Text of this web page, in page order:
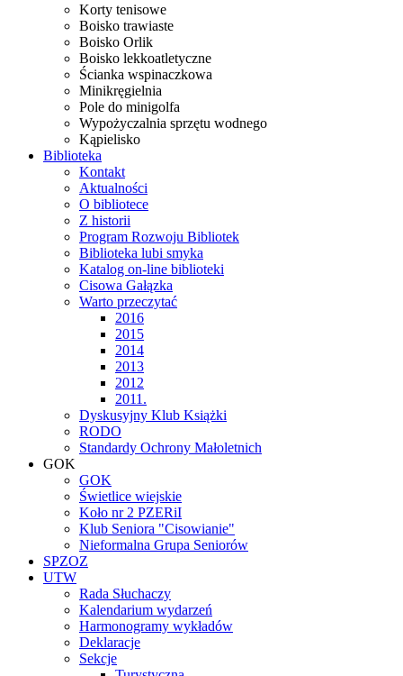
Korty tenisowe
Boisko trawiaste
Boisko Orlik
Boisko lekkoatletyczne
Ścianka wspinaczkowa
Minikręgielnia
Pole do minigolfa
Wypożyczalnia sprzętu wodnego
Kąpielisko
Biblioteka
Kontakt
Aktualności
O bibliotece
Z historii
Program Rozwoju Bibliotek
Biblioteka lubi smyka
Katalog on-line biblioteki
Cisowa Gałązka
Warto przeczytać
2016
2015
2014
2013
2012
2011.
Dyskusyjny Klub Książki
RODO
Standardy Ochrony Małoletnich
GOK
GOK
Świetlice wiejskie
Koło nr 2 PZERiI
Klub Seniora "Cisowianie"
Nieformalna Grupa Seniorów
SPZOZ
UTW
Rada Słuchaczy
Kalendarium wydarzeń
Harmonogramy wykładów
Deklaracje
Sekcje